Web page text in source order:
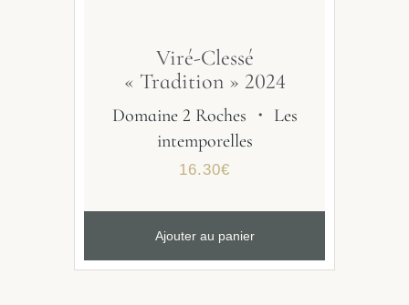
Viré-Clessé
« Tradition » 2024
Domaine 2 Roches ・ Les
intemporelles
16.30€
Ajouter au panier